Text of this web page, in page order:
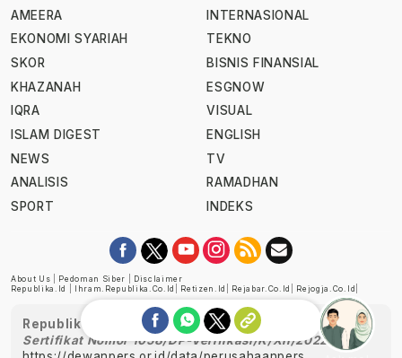
AMEERA
EKONOMI SYARIAH
SKOR
KHAZANAH
IQRA
ISLAM DIGEST
NEWS
ANALISIS
SPORT
INTERNASIONAL
TEKNO
BISNIS FINANSIAL
ESGNOW
VISUAL
ENGLISH
TV
RAMADHAN
INDEKS
About Us Pedoman Siber
Disclaimer
Republika.id
Ihram.republika.co.id Retizen.id Rejabar.co.id Rejogja.co.id
Republika telah diverifikasi oleh Dewan Pers
Sertifikat Nomor 1058/DP-Verifikasi/K/XII/2022